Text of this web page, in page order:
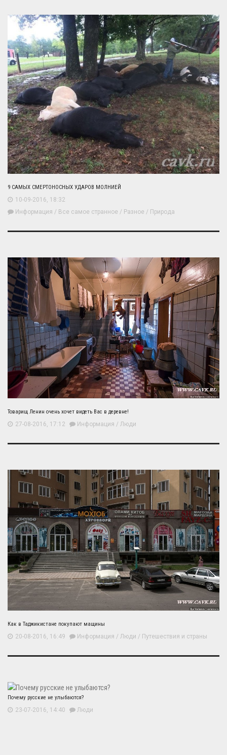
9 САМЫХ СМЕРТОНОСНЫХ УДАРОВ МОЛНИЕЙ
10-09-2016, 18:32
Информация / Все самое странное / Разное / Природа
Товарищ Ленин очень хочет видеть Вас в деревне!
27-08-2016, 17:12 Информация / Люди
Как в Таджикистане покупают мащины
20-08-2016, 16:49 Информация / Люди / Путешествия и страны
Почему русские не улыбаются?
23-07-2016, 14:40 Люди